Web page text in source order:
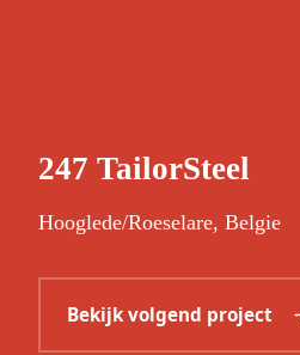
247 TailorSteel
Hooglede/Roeselare, Belgie
Bekijk volgend project